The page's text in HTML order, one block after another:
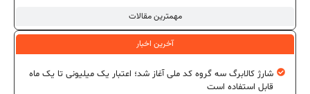
مهمترین مقالات
آخرین اخبار
شارژ کالابرگ سه گروه کد ملی آغاز شد؛ اعتبار یک میلیونی تا یک ماه
قابل استفاده است